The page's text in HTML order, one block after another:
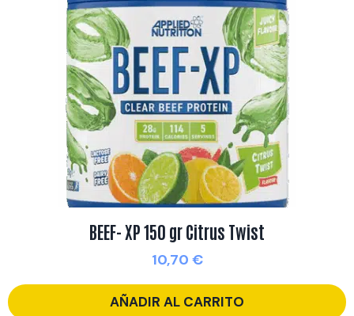
BEEF- XP 150 gr Citrus Twist
10,70 €
AÑADIR AL CARRITO